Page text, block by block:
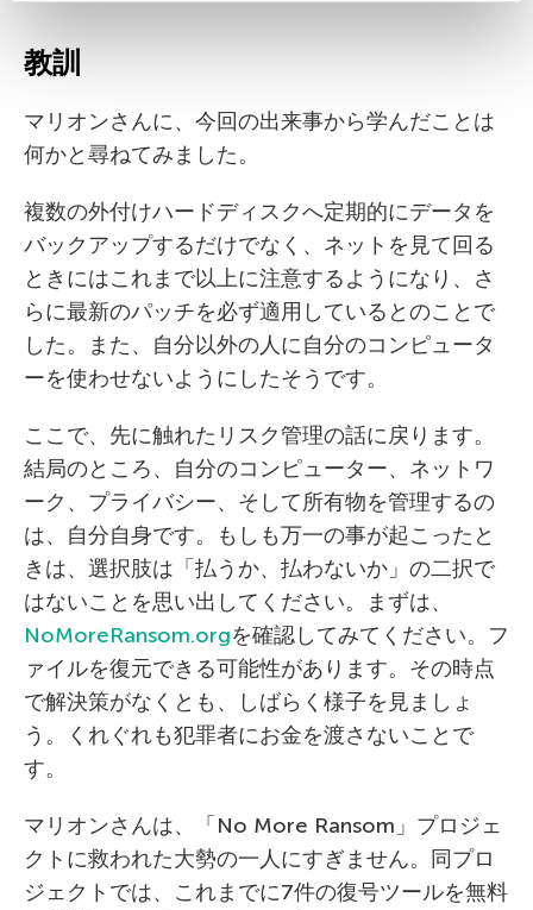
教訓
マリオンさんに、今回の出来事から学んだことは
何かと尋ねてみました。
複数の外付けハードディスクへ定期的にデータを
バックアップするだけでなく、ネットを見て回る
ときにはこれまで以上に注意するようになり、さ
らに最新のパッチを必ず適用しているとのことで
した。また、自分以外の人に自分のコンピュータ
ーを使わせないようにしたそうです。
ここで、先に触れたリスク管理の話に戻ります。
結局のところ、自分のコンピューター、ネットワ
ーク、プライバシー、そして所有物を管理するの
は、自分自身です。もしも万一の事が起こったと
きは、選択肢は「払うか、払わないか」の二択で
はないことを思い出してください。まずは、
NoMoreRansom.orgを確認してみてください。フ
ァイルを復元できる可能性があります。その時点
で解決策がなくとも、しばらく様子を見ましょ
う。くれぐれも犯罪者にお金を渡さないことで
す。
マリオンさんは、「No More Ransom」プロジェ
クトに救われた大勢の一人にすぎません。同プロ
ジェクトでは、これまでに7件の復号ツールを無料